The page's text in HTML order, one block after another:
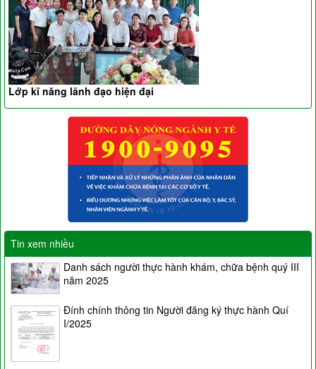
Lớp kĩ năng lãnh đạo hiện đại
Tin xem nhiều
Danh sách người thực hành khám, chữa bệnh quý III
năm 2025
Đính chính thông tin Người đăng ký thực hành Quí
I/2025